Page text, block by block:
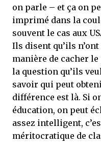
on parle – et ça on
imprimé dans la
souvent le cas aux
Ils disent qu’ils n’ont
manière de cacher
la question qu’ils
savoir qui peut
différence est là. Si
éducation, on peut
assez intelligent,
méritocratique de